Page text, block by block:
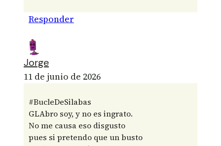
Responder
Jorge
11 de junio de 2026
#BucleDeSilabas
GLAbro soy, y no es ingrato.
No me causa eso disgusto
pues si pretendo que un busto